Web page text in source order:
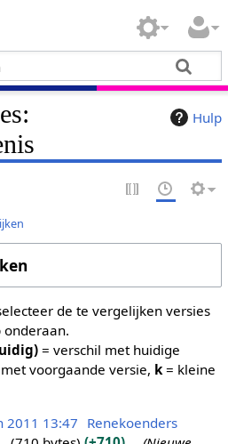
Hulp
de te vergelijken versies
onderaan.
= verschil met huidige
voorgaande versie, k= kleine
2011 13:47 Renekoenders